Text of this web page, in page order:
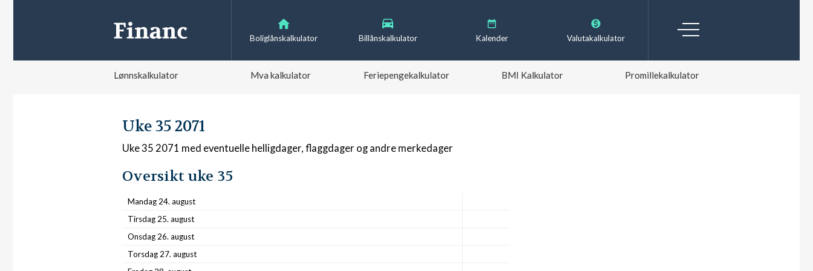
Boliglånskalkulator Billånskalkulator Kalender Valutakalkulator
Lønnskalkulator Mva kalkulator Feriepengekalkulator BMI Kalkulator Promillekalkulator
Uke 35 2071
Uke 35 2071 med eventuelle helligdager, flaggdager og andre merkedager
Oversikt uke 35
Mandag 24. august
Tirsdag 25. august
Onsdag 26. august
Torsdag 27. august